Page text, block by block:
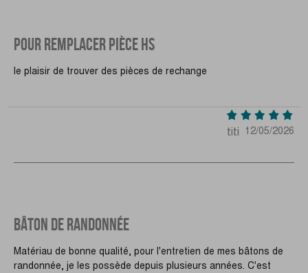
POUR REMPLACER PIÈCE HS
le plaisir de trouver des pièces de rechange
titi 12/05/2026
BÂTON DE RANDONNÉE
Matériau de bonne qualité, pour l'entretien de mes bâtons de
randonnée, je les possède depuis plusieurs années. C'est